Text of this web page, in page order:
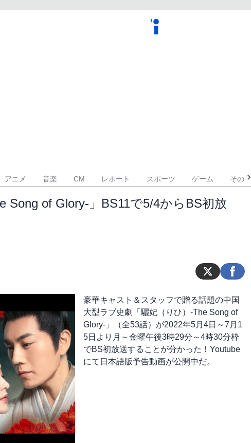
アニメ 音楽 CM レポート スポーツ ゲーム その他
Song of Glory-」BS11で5/4からBS初放
豪華キャスト＆スタッフで贈る話題の中国
大型ラブ史劇「驪妃（りひ）-The Song of
Glory-」（全53話）が2022年5月4日～7月1
5日より月～金曜午後3時29分～4時30分枠
でBS初放送することが分かった！Youtube
にて日本語版予告動画が公開中だ。